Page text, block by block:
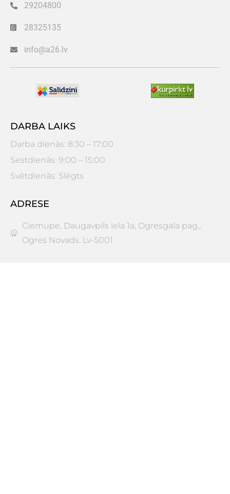
29204800
28325135
info@a26.lv
DARBA LAIKS
Darba dienās: 8:30 – 17:00
Sestdienās: 9:00 – 15:00
Svētdienās: Slēgts
ADRESE
Ciemupe, Daugavpils iela 1a, Ogresgala pag.,
Ogres Novads. Lv-5001